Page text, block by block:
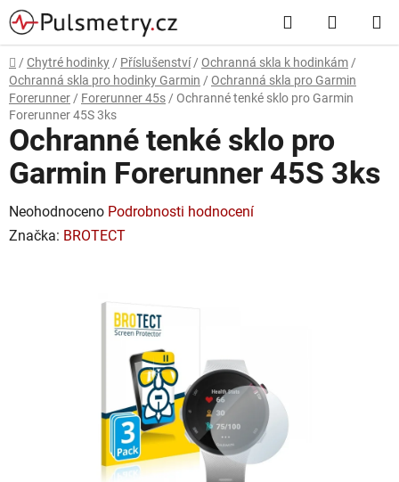
Přejít
na
obsah
Hledat
KOŠÍK
Domů
/ Chytré hodinky / Příslušenství / Ochranná skla k hodinkám /
Ochranná skla pro hodinky Garmin / Ochranná skla pro Garmin
Forerunner / Forerunner 45s / Ochranné tenké sklo pro Garmin
Forerunner 45S 3ks
Ochranné tenké sklo pro
Garmin Forerunner 45S 3ks
Průměrné
hodnocení
Neohodnoceno Podrobnosti hodnocení
Značka: BROTECT